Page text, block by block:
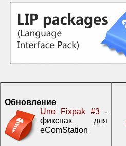
Обновление
Uno Fixpak #3 -
фикспак для
eComStation